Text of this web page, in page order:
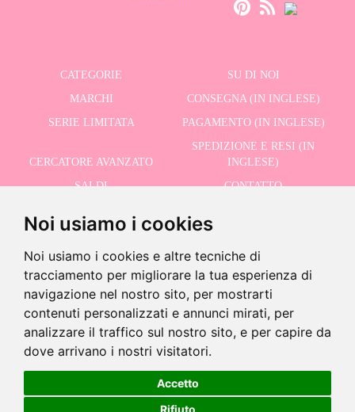
Noi usiamo i cookies
Noi usiamo i cookies e altre tecniche di
tracciamento per migliorare la tua esperienza di
navigazione nel nostro sito, per mostrarti
contenuti personalizzati e annunci mirati, per
analizzare il traffico sul nostro sito, e per capire da
dove arrivano i nostri visitatori.
Accetto
Rifiuto
Prodotto fuori produzione
Questo prodotto è stato messo fuori produzione ma puoi vedere
prodotti simili usando il seguente pulsante
CATEGORIE
SU DI NOI
MARCHI
CONSEGNA (IN INGLESE)
SERIE LIMITATA
PAGAMENTO (IN INGLESE)
CERCATORE AVANZATO
SPEDIZIONE E RESI (IN
INGLESE)
SALDI
CONTATTO
©2026 Dolls And Dolls. Tutti i diritti riservati.
Politica sui